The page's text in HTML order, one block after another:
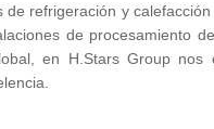
refrigeración y calefacción
de procesamiento
en H.Stars Group nos